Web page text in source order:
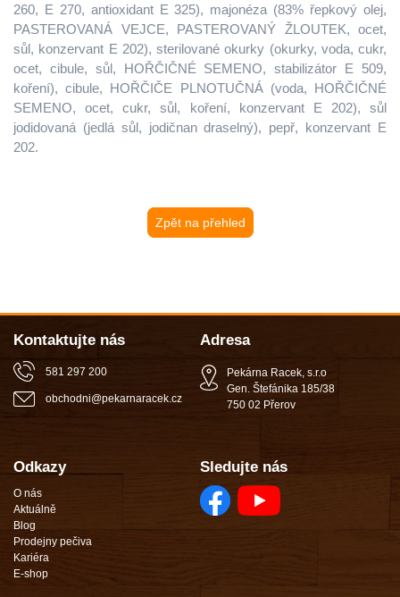
260, E 270, antioxidant E 325), majonéza (83% řepkový olej,
PASTEROVANÁ VEJCE, PASTEROVANÝ ŽLOUTEK, ocet,
sůl, konzervant E 202), sterilované okurky (okurky, voda, cukr,
ocet, cibule, sůl, HOŘČIČNÉ SEMENO, stabilizátor E 509,
koření), cibule, HOŘČIČE PLNOTUČNÁ (voda, HOŘČIČNÉ
SEMENO, ocet, cukr, sůl, koření, konzervant E 202), sůl
jodidovaná (jedlá sůl, jodičnan draselný), pepř, konzervant E
202.
Zpět na přehled
Kontaktujte nás
581 297 200
obchodni@pekarnaracek cz
Adresa
Pekárna Racek, s.r.o
Gen. Štefánika 185/38
750 02 Přerov
Odkazy
O nás
Aktuálně
Blog
Prodejny pečiva
Kariéra
E-shop
Sledujte nás